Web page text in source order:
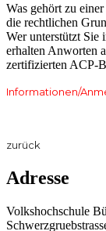
Was gehört zu
die rechtlichen
Wer unterstützt Sie
erhalten Anworten
zertifizierten ACP-
Informationen/
zurück
Adresse
Volkshochschule